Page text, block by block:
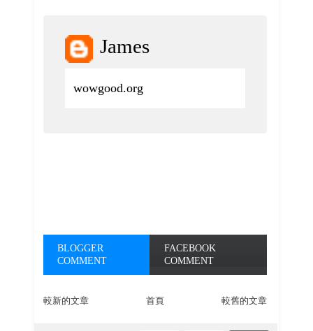
James
wowgood.org
BLOGGER
COMMENT
FACEBOOK
COMMENT
較新的文章 較舊的文章
首頁